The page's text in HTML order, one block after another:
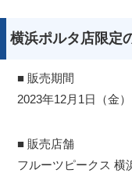
横浜ポルタ店限定
■ 販売期間
2023年12月1日（金
■ 販売店舗
フルーツピークス 横